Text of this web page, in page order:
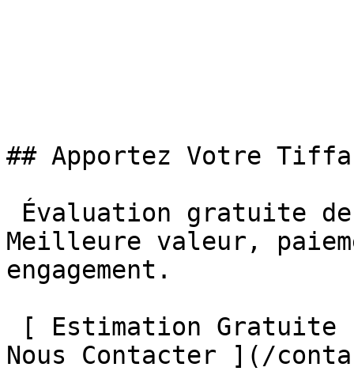
## Apportez Votre
Meilleure valeur,
engagement.
Nous Contacter ](/